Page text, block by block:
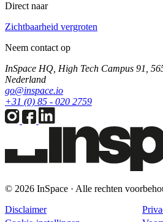
Direct naar
Zichtbaarheid vergroten
Neem contact op
InSpace HQ, High Tech Campus 91,
Nederland
go@inspace.io
+31 (0) 85 - 020 2759
© 2026 InSpace · Alle rechten
Disclaimer